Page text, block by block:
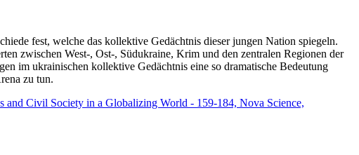
fest, welche das kollektive Gedächtnis dieser jungen Nation spiegeln.
zwischen West-, Ost-, Südukraine, Krim und den zentralen Regionen der
im ukrainischen kollektive Gedächtnis eine so dramatische Bedeutung
zu tun.
and Civil Society in a Globalizing World - 159-184, Nova Science,